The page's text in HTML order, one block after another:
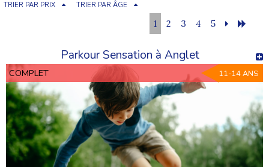
TRIER PAR PRIX TRIER PAR ÂGE
1 2 3 4 5
Parkour Sensation à Anglet
COMPLET 11-14 ANS